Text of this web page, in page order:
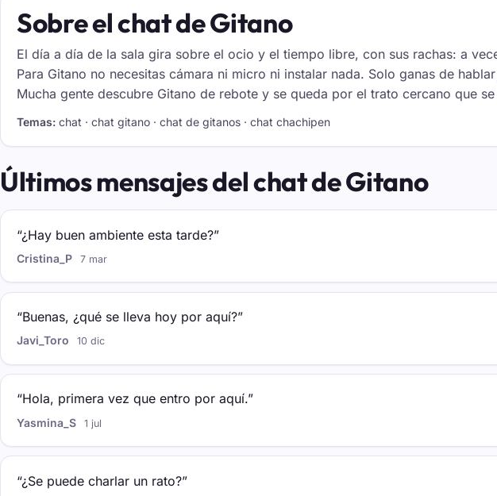
Sobre el chat de Gitano
El día a día de la sala gira sobre el ocio y el tiempo libre, con sus rachas: a
Para Gitano no necesitas cámara ni micro ni instalar nada. Solo ganas de
Mucha gente descubre Gitano de rebote y se queda por el trato cercano que
Temas: chat · chat gitano · chat de gitanos · chat chachipen
Últimos mensajes del chat de Gitano
“¿Hay buen ambiente esta tarde?”
Cristina_P 7 mar
“Buenas, ¿qué se lleva hoy por aquí?”
Javi_Toro 10 dic
“Hola, primera vez que entro por aquí.”
Yasmina_S 1 jul
“¿Se puede charlar un rato?”